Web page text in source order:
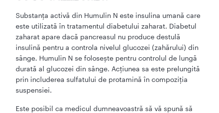
Substanța activă din Humulin N este insulina umană care
este utilizată în tratamentul diabetului zaharat. Diabetul
zaharat apare dacă pancreasul nu produce destulă
insulină pentru a controla nivelul glucozei (zahărului) din
sânge. Humulin N se foloseşte pentru controlul de lungă
durată al glucozei din sânge. Acțiunea sa este prelungită
prin includerea sulfatului de protamină în compoziția
suspensiei.
Este posibil ca medicul dumneavoastră să vă spună să